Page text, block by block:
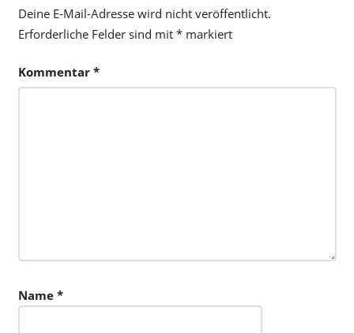
Deine E-Mail-Adresse wird nicht veröffentlicht.
Erforderliche Felder sind mit *markiert
Kommentar *
Name *